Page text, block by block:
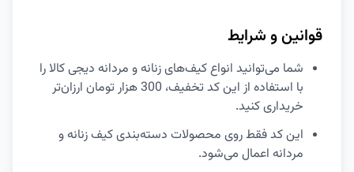
قوانین و شرایط
شما می‌توانید انواع کیف‌های زنانه و مردانه دیجی کالا را
با استفاده از این کد تخفیف، 300 هزار تومان ارزان‌تر
خریداری کنید.
این کد فقط روی محصولات دسته‌بندی کیف زنانه و
مردانه اعمال می‌شود.